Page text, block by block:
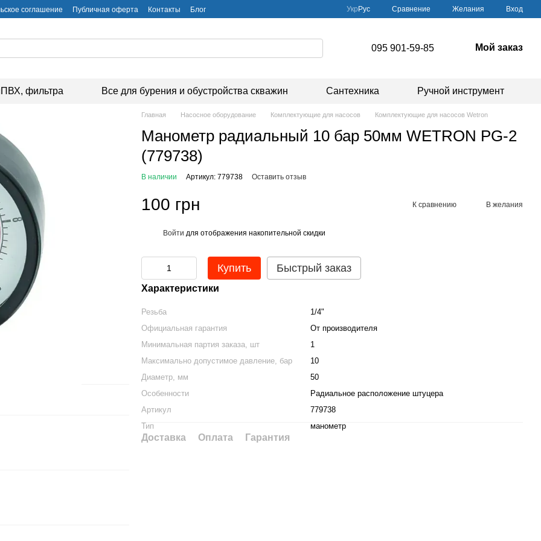
соглашение Публичная оферта Контакты Блог Укр Рус Сравнение Желания Вход
095 901-59-85 Мой заказ
фильтра Все для бурения и обустройства скважин Сантехника Ручной инструмент
Главная Насосное оборудование Комплектующие для насосов Комплектующие для насосов Wetron
Манометр радиальный 10 бар 50мм WETRON PG-2
(779738)
В наличии Артикул: 779738 Оставить отзыв
100 грн К сравнению В желания
Войти для отображения накопительной скидки
Купить Быстрый заказ
Характеристики
Резьба
1/4"
Официальная гарантия
От производителя
Минимальная партия заказа, шт
1
Максимально допустимое давление, бар
10
Диаметр, мм
50
Особенности
Радиальное расположение штуцера
Артикул
779738
Тип
манометр
Доставка Оплата Гарантия